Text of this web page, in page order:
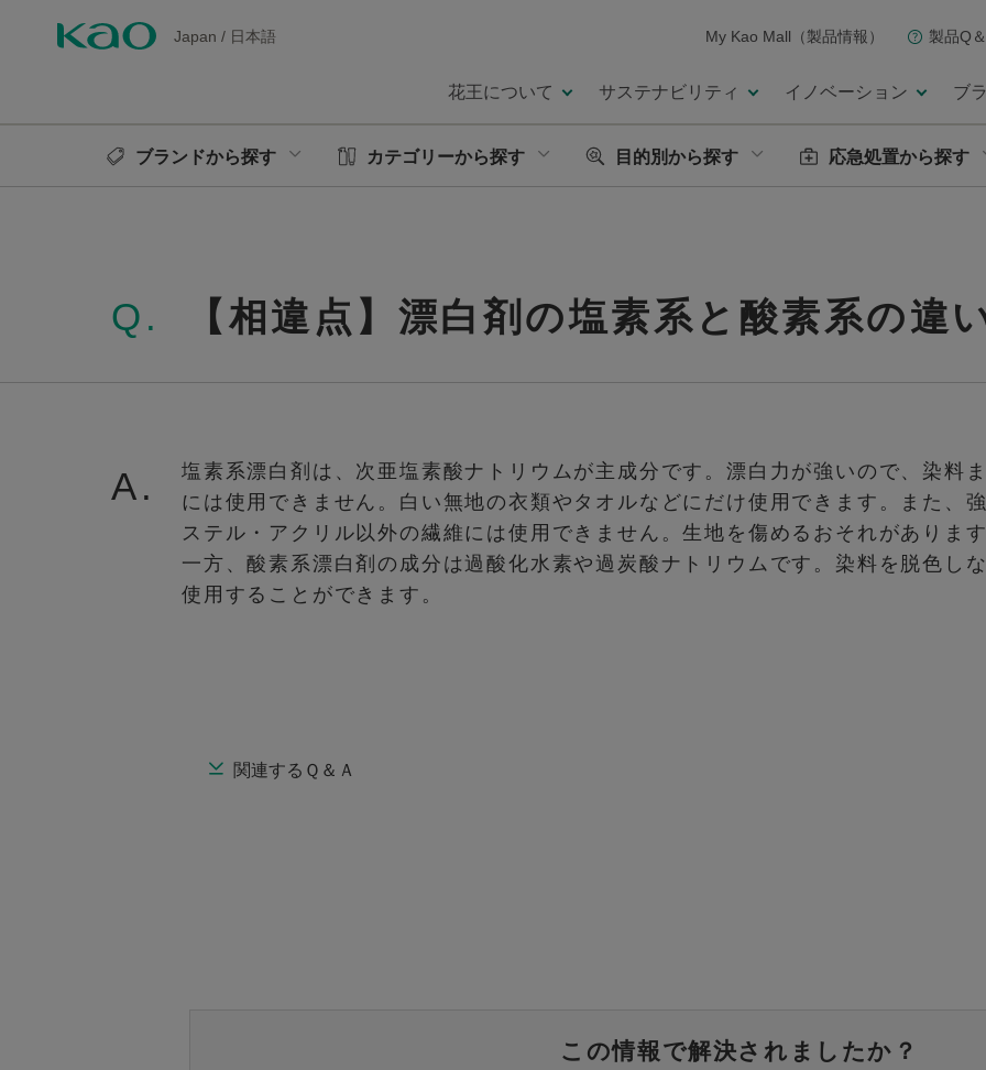
Japan / 日本語 My Kao Mall（製品情報） 製品Q
花王について サステナビリティ イノベーション ブ
ブランドから探す カテゴリーから探す 目的別から探す 応急処置から探す
Q. 【相違点】漂白剤の塩素系と酸素系の違
A.
塩素系漂白剤は、次亜塩素酸ナトリウムが主成分です。漂白力が強いので、染料
には使用できません。白い無地の衣類やタオルなどにだけ使用できます。また、
ステル・アクリル以外の繊維には使用できません。生地を傷めるおそれがありま
一方、酸素系漂白剤の成分は過酸化水素や過炭酸ナトリウムです。染料を脱色し
使用することができます。
関連するＱ＆Ａ
この情報で解決されましたか？